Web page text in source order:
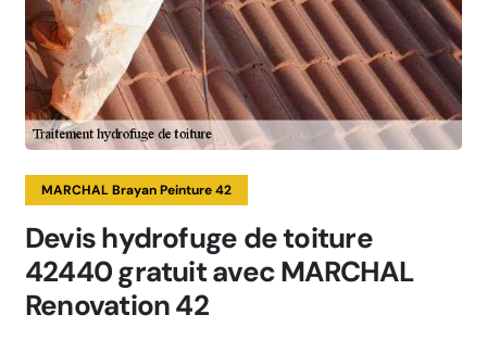
MARCHAL Brayan Peinture 42
Devis hydrofuge de toiture
42440 gratuit avec MARCHAL
Renovation 42